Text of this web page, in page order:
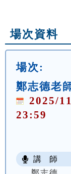
場次資料
場次:
鄭志德老
2025/
23:59
講 師